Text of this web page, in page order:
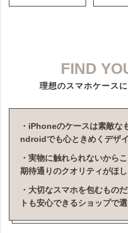
FIND
理想のスマホケース
・iPhoneのケースは素敵な
ndroidでも心ときめくデザ
・実物に触れられないから
期待通りのクオリティがほし
・大切なスマホを包むもの
トも安心できるショップで選